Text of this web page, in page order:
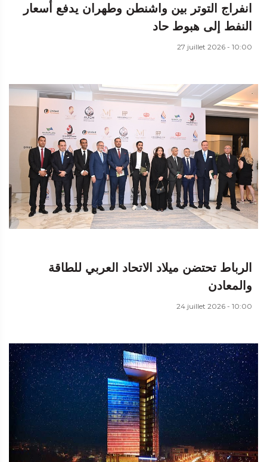
انفراج التوتر بين واشنطن وطهران يدفع أسعار
النفط إلى هبوط حاد
27 juillet 2026 - 10:00
الرباط تحتضن ميلاد الاتحاد العربي للطاقة
والمعادن
24 juillet 2026 - 10:00